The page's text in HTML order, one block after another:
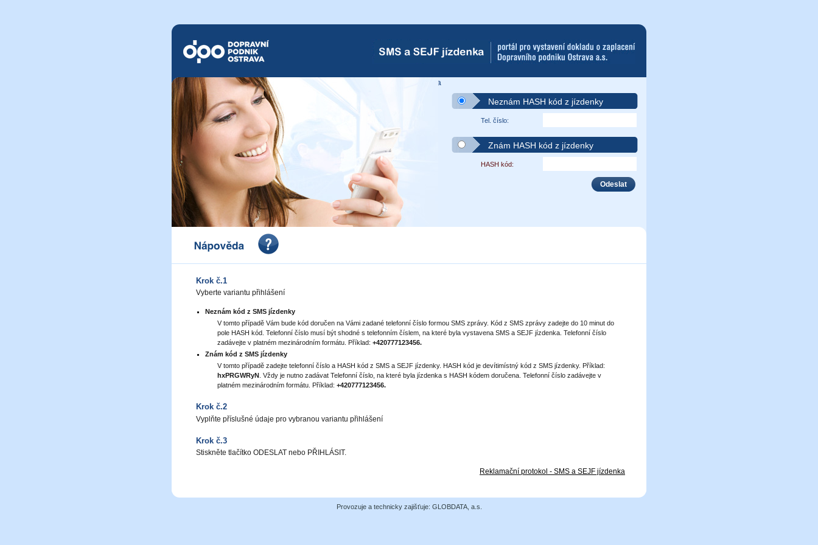
Dopravní podnik Ostrava a.s. SMS-Jízdenka
Portál pro vystavení dokladu o zaplacení Dopravního podniku Ostrava
a.s.
Neznám HASH kód z jízdenky
Tel. číslo:
Znám HASH kód z jízdenky
HASH kód:
Nápověda
Krok č.1
Vyberte variantu přihlášení
Neznám kód z SMS jízdenky
V tomto případě Vám bude kód doručen na Vámi zadané telefonní číslo formou SMS zprávy. Kód z SMS zprávy zadejte do 10 minut do
pole HASH kód. Telefonní číslo musí být shodné s telefonním číslem, na které byla vystavena SMS a SEJF jízdenka. Telefonní číslo
zadávejte v platném mezinárodním formátu. Příklad: +420777123456.
Znám kód z SMS jízdenky
V tomto případě zadejte telefonní číslo a HASH kód z SMS a SEJF jízdenky. HASH kód je devítimístný kód z SMS jízdenky. Příklad:
hxPRGWRyN . Vždy je nutno zadávat Telefonní číslo, na které byla jízdenka s HASH kódem doručena. Telefonní číslo zadávejte v
platném mezinárodním formátu. Příklad: +420777123456.
Krok č.2
Vyplňte příslušné údaje pro vybranou variantu přihlášení
Krok č.3
Stiskněte tlačítko ODESLAT nebo PŘIHLÁSIT.
Reklamační protokol - SMS a SEJF jízdenka
Provozuje a technicky zajišťuje: GLOBDATA, a.s.